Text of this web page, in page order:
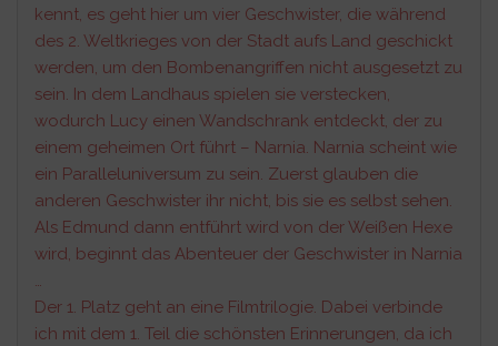
kennt, es geht hier um vier Geschwister, die während
des 2. Weltkrieges von der Stadt aufs Land geschickt
werden, um den Bombenangriffen nicht ausgesetzt zu
sein. In dem Landhaus spielen sie verstecken,
wodurch Lucy einen Wandschrank entdeckt, der zu
einem geheimen Ort führt – Narnia. Narnia scheint wie
ein Paralleluniversum zu sein. Zuerst glauben die
anderen Geschwister ihr nicht, bis sie es selbst sehen.
Als Edmund dann entführt wird von der Weißen Hexe
wird, beginnt das Abenteuer der Geschwister in Narnia
…
Der 1. Platz geht an eine Filmtrilogie. Dabei verbinde
ich mit dem 1. Teil die schönsten Erinnerungen, da ich